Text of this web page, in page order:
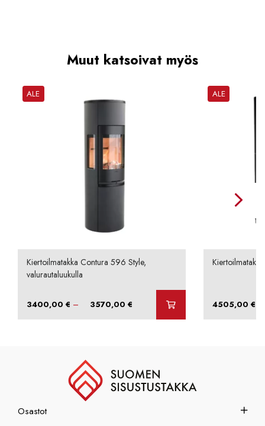
Muut katsoivat myös
ALE
Kiertoilmatakka Contura 596 Style,
valurautaluukulla
3400,00€ – 3570,00€ Hintaluokka:
ALE
4505,00 €
Osastot